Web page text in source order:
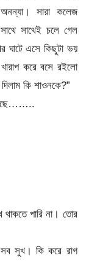
সারা কলেজ
সাথেই চলে গেল
ঘাটে এসে কিছুটা ভয়
করে বসে রইলো
কি শাওনকে?”
পারি না। তোর
সুখ। কি করে রাগ